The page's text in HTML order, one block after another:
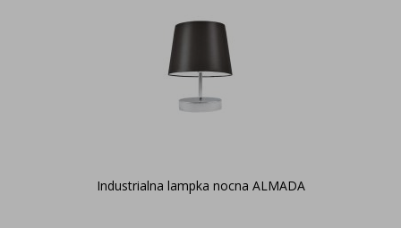
Industrialna lampka nocna ALMADA